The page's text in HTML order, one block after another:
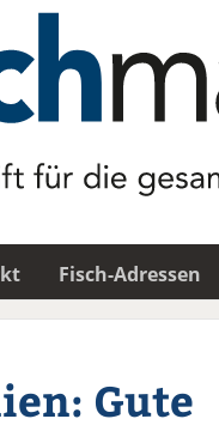
Fisch-Adressen
Gute